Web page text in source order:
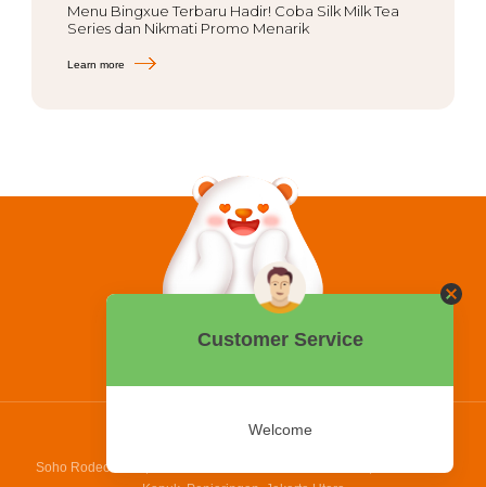
Menu Bingxue Terbaru Hadir! Coba Silk Milk Tea
Series dan Nikmati Promo Menarik
Learn more
0858 2015 9999
PT Bing Kreatif Mandiri
Soho Rodeo Drive, No. 5 - 6 Jl. Laksamana Yos Sudarso, Pantai Indah